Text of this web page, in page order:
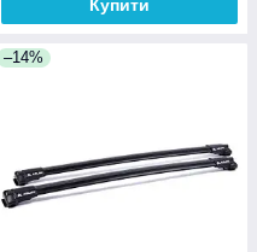
Купити
–14%